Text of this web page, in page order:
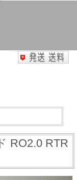
RO2.0 RTR